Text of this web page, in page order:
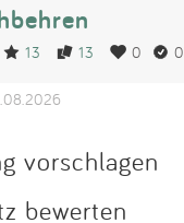
13 13 0 0
vorschlagen
bewerten